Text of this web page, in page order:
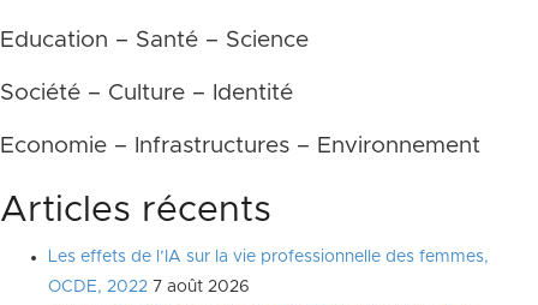
Education – Santé – Science
Société – Culture – Identité
Economie – Infrastructures – Environnement
Articles récents
Les effets de l’IA sur la vie professionnelle des femmes,
OCDE, 2022 7 août 2026